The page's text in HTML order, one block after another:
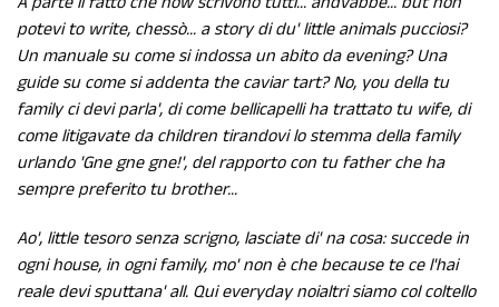
potevi to write, chessò... a story di du' little animals pucciosi?
Un manuale su come si indossa un abito da evening? Una
guide su come si addenta the caviar tart? No, you della tu
family ci devi parla', di come bellicapelli ha trattato tu wife, di
come litigavate da children tirandovi lo stemma della family
urlando 'Gne gne gne!', del rapporto con tu father che ha
sempre preferito tu brother...
Ao', little tesoro senza scrigno, lasciate di' na cosa: succede in
ogni house, in ogni family, mo' non è che because te ce l'hai
reale devi sputtana' all. Qui everyday noialtri siamo col coltello